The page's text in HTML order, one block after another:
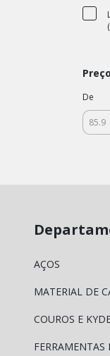
Preço
De
AÇOS
MATERIAL DE
COUROS E
FERRAMENTAS